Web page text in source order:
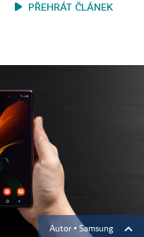
PŘEHRÁT ČLÁNEK
Autor ▪ Samsung